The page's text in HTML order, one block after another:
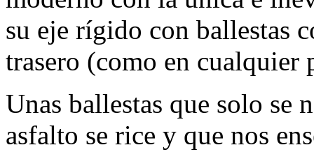
su eje rígido con ballestas
trasero (como en cualquier
Unas ballestas que solo se
asfalto se rice y que nos